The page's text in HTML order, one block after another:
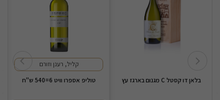
בלאן דו קסטל C מגנום בארגז עץ
קליל, רענן וזורם
טוליפ אספרו וויט 6=540 ש"ח